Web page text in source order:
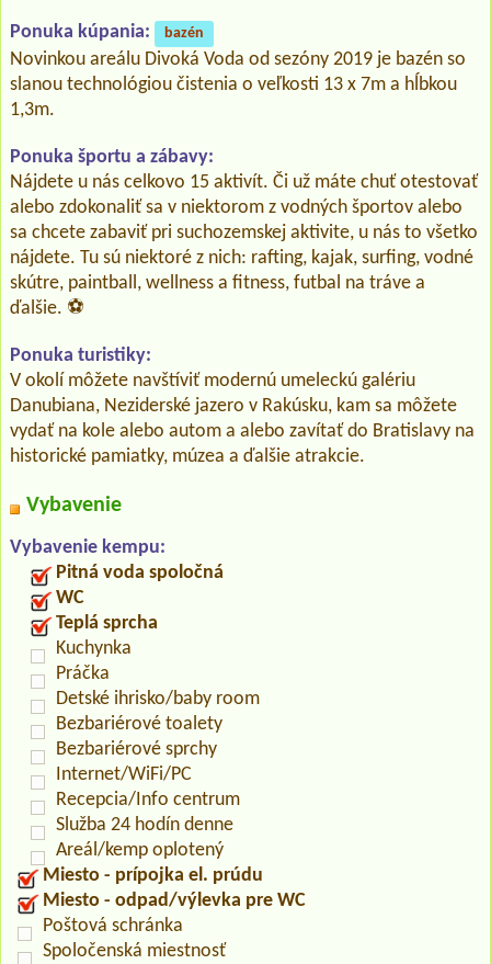
Ponuka kúpania: bazén
Novinkou areálu Divoká Voda od sezóny 2019 je bazén so
slanou technológiou čistenia o veľkosti 13 x 7m a hĺbkou
1,3m.
Ponuka športu a zábavy:
Nájdete u nás celkovo 15 aktivít. Či už máte chuť otestovať
alebo zdokonaliť sa v niektorom z vodných športov alebo
sa chcete zabaviť pri suchozemskej aktivite, u nás to všetko
nájdete. Tu sú niektoré z nich: rafting, kajak, surfing, vodné
skútre, paintball, wellness a fitness, futbal na tráve a
ďalšie. ⚽️
Ponuka turistiky:
V okolí môžete navštíviť modernú umeleckú galériu
Danubiana, Neziderské jazero v Rakúsku, kam sa môžete
vydať na kole alebo autom a alebo zavítať do Bratislavy na
historické pamiatky, múzea a ďalšie atrakcie.
Vybavenie
Vybavenie kempu:
Pitná voda spoločná
WC
Teplá sprcha
Kuchynka
Práčka
Detské ihrisko/baby room
Bezbariérové toalety
Bezbariérové sprchy
Internet/WiFi/PC
Recepcia/Info centrum
Služba 24 hodín denne
Areál/kemp oplotený
Miesto - prípojka el. prúdu
Miesto - odpad/výlevka pre WC
Poštová schránka
Spoločenská miestnosť